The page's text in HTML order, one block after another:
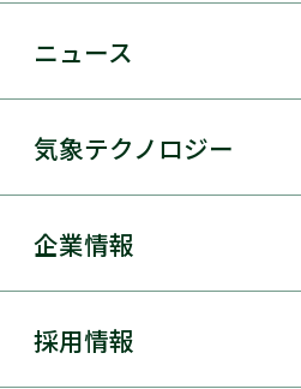
サービス・ソリューション
太陽光発電
ニュース
気象テクノロジー
気象テクノロジー
総合数値気象予測システム
企業情報
日本気象協会とは
採用情報